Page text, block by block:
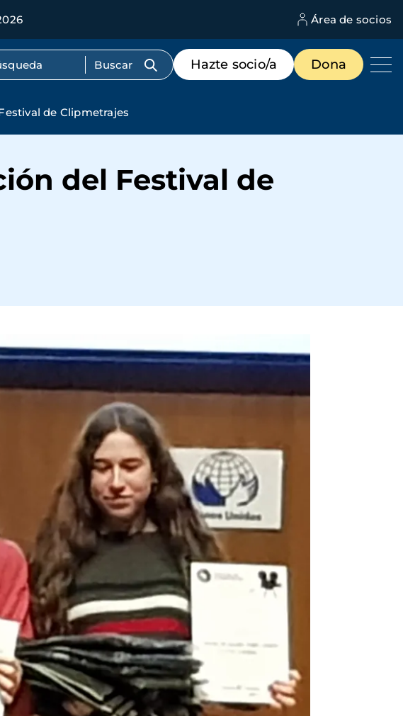
Área de socios
Menú
de
destacados
Hazte socio/a Dona
de Clipmetrajes
del Festival de